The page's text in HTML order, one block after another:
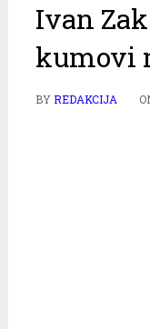
Ivan
kumovi
BYREDAKCIJA